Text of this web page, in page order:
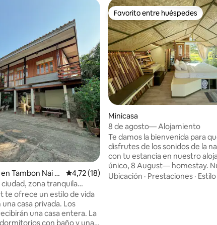
de 5. 8 evaluaciones
Tambon Nai M
Calificación promedio: 4,72 de 5. 18
4,72 (18)
zona tranquila
te ofrece un estilo de vida
casa privada. Los
una casa entera. La
con baño y una
Favorito entre huéspedes
Favorito entre huéspedes
Minicasa
8 de agosto— Alojamiento
Te damos la bienvenida para
disfrutes de los sonidos de la
con tu estancia en nuestro
único, 8 August— homestay. Nuestra
pequeña casa es perfecta para
Ubicación · Prestaciones · Estilo